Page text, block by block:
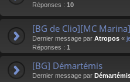
Réponses : 10
[BG de Clio][MC Marina]
Dernier message par Atropos «
Réponses : 1
[BG] Démartémis
Dernier message par